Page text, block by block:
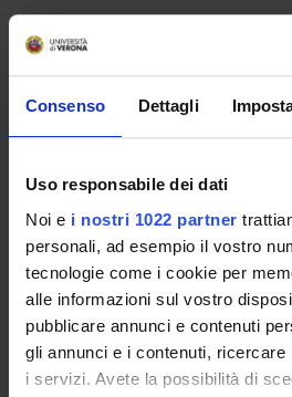
Consenso Dettagli
Uso responsabile dei dati
Noi e i nostri 1022 partner
personali, ad esempio il vostro
tecnologie come i cookie per
alle informazioni sul vostro
pubblicare annunci e contenuti
gli annunci e i contenuti, ricercare
i servizi. Avete la possibilità di
GOVERNANCE
COMMISSIONI
UFFICI E STRUTTURE DI